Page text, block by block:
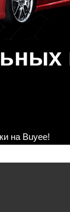
на Buyee!